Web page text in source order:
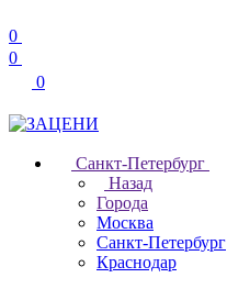
0
0
0
Санкт-Петербург
Назад
Города
Москва
Санкт-Петербург
Краснодар